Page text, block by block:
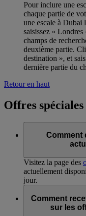
Pour inclure une
chaque partie de
une escale à Dubai
saisissez «
champs de
deuxième partie.
destination », et
dernière partie du
Retour en haut
Offres
Comment
Visitez la page des
actuellement
jour.
Comment
sur les